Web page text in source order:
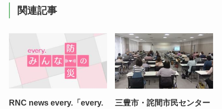
関連記事
RNC news every.「every.
三豊市・詫間市民センター